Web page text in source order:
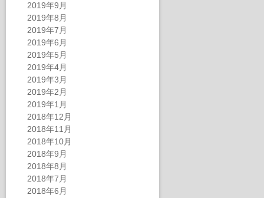
2019年9月
2019年8月
2019年7月
2019年6月
2019年5月
2019年4月
2019年3月
2019年2月
2019年1月
2018年12月
2018年11月
2018年10月
2018年9月
2018年8月
2018年7月
2018年6月